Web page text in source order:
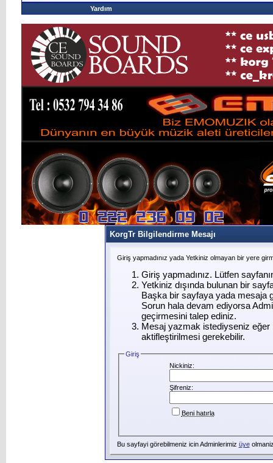
Yardım
KorgTr Bilgilendirme Mesajı
Giriş yapmadınız yada Yetkiniz olmayan bir yere
Giriş yapmadınız. Lütfen
Yetkiniz dışında bulunan bir
Başka bir sayfaya yada mesaja
Sorun hala devam ediyorsa
geçirmesini talep ediniz.
Mesaj yazmak istediyseniz eğer
aktifleştirilmesi gerekebilir.
Giriş
Nickiniz:
Şifreniz:
Beni hatırla
Bu sayfayi görebilmeniz icin Adminlerimiz üye